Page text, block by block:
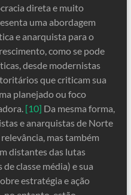
direta e muito
uma abordagem
e anarquista para o
como se pode
desde modernistas
que criticam sua
planejado ou foco
[10] Da mesma forma,
e anarquistas de Norte
mas também
distantes das lutas
classe média) e sua
estratégia e ação